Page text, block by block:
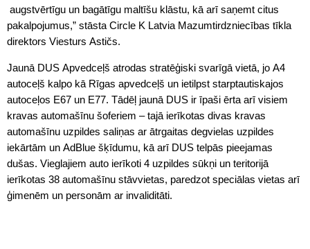
augstvērtīgu un bagātīgu maltīšu klāstu, kā arī saņemt citus
pakalpojumus,” stāsta Circle K Latvia Mazumtirdzniecības tīkla
direktors Viesturs Astičs.
Jaunā DUS Apvedceļš atrodas stratēģiski svarīgā vietā, jo A4
autoceļš kalpo kā Rīgas apvedceļš un ietilpst starptautiskajos
autoceļos E67 un E77. Tādēļ jaunā DUS ir īpaši ērta arī visiem
kravas automašīnu šoferiem – tajā ierīkotas divas kravas
automašīnu uzpildes saliņas ar ātrgaitas degvielas uzpildes
iekārtām un AdBlue šķīdumu, kā arī DUS telpās pieejamas
dušas. Vieglajiem auto ierīkoti 4 uzpildes sūkņi un teritorijā
ierīkotas 38 automašīnu stāvvietas, paredzot speciālas vietas arī
ģimenēm un personām ar invaliditāti.